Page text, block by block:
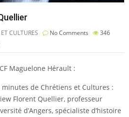
CULTURES No Comments
346
Maguelone Hérault :
minutes de Chrétiens et Cultures :
Florent Quellier, professeur
d’Angers, spécialiste d’histoire